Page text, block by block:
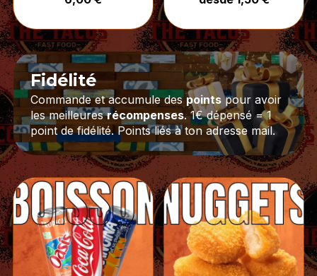
Fidélité
Commande et accumule despoints pour avoir
les meilleuresrécompenses. 1€ dépensé = 1
point de fidélité. Points liés à ton adresse mail.